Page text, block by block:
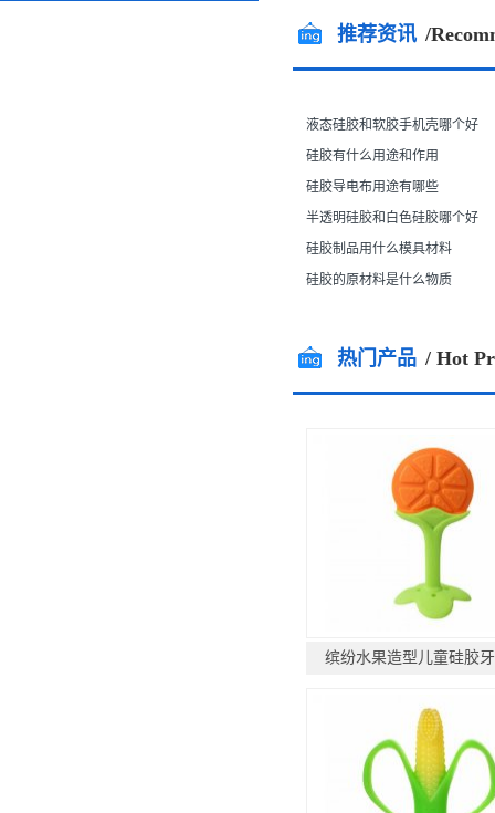
推荐资讯 /
液态硅胶和软胶手机壳哪个好
硅胶有什么用途和作用
硅胶导电布用途有哪些
半透明硅胶和白色硅胶哪个好
硅胶制品用什么模具材料
硅胶的原材料是什么物质
热门产品 / Hot
缤纷水果造型儿童硅胶